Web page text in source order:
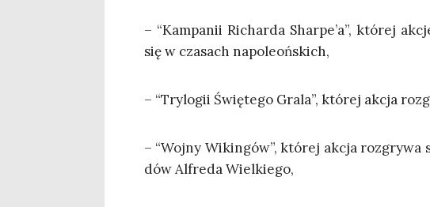
– “Kam­pa­nii Richar­da Shar­pe­’a”, któ­rej
się w cza­sach napoleońskich,
– “Try­lo­gii Świę­te­go Gra­la”, któ­rej akcja
– “Woj­ny Wikin­gów”, któ­rej akcja
dów Alfre­da Wielkiego,